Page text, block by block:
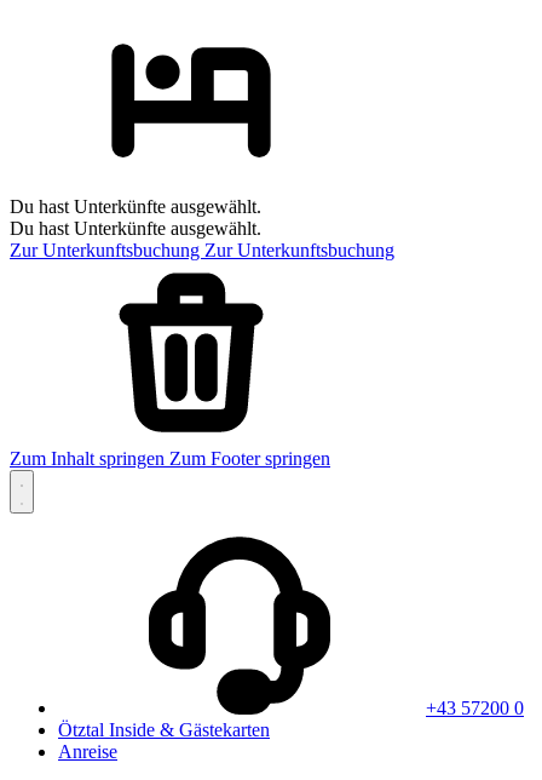
Du hast Unterkünfte ausgewählt.
Du hast Unterkünfte ausgewählt.
Zur Unterkunftsbuchung Zur Unterkunftsbuchung
Zum Inhalt springen Zum Footer springen
+43 57200 0
Ötztal Inside & Gästekarten
Anreise